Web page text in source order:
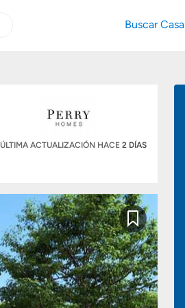
Buscar Casa
ÚLTIMA ACTUALIZACIÓN HACE 2 DÍAS
Guardar